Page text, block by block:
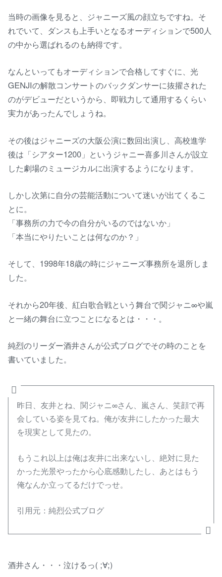
当時の画像を見ると、ジャニーズ風の顔立ちですね。そ
れでいて、ダンスも上手いとなるオーディションで500人
の中から選ばれるのも納得です。
なんといってもオーディションで合格してすぐに、光
GENJIの解散コンサートのバックダンサーに抜擢された
のがデビューだというから、即戦力して通用するくらい
実力があったんでしょうね。
その後はジャニーズの大阪公演に数回出演し、高校進学
後は「シアター1200」というジャニー喜多川さんが設立
した劇場のミュージカルに出演するようになります。
しかし次第に自分の芸能活動について迷いが出てくるこ
とに。
「事務所の力で今の自分がいるのではないか」
「本当にやりたいことは何なのか？」
そして、1998年18歳の時にジャニーズ事務所を退所しま
した。
それから20年後、紅白歌合戦という舞台で関ジャニ∞や嵐
と一緒の舞台に立つことになるとは・・・。
純烈のリーダー酒井さんが公式ブログでその時のことを
書いていました。
昨日、友井とね、関ジャニ∞さん、嵐さん、笑顔で再
会している姿を見てね。俺が友井にしたかった最大
を現実として見たの。
もうこれ以上は俺は友井に出来ないし、絶対に見た
かった光景やったから心底感動したし、あとはもう
俺なんか立ってるだけでっせ。
引用元：純烈公式ブログ
酒井さん・・・泣けるっ( ;∀;)